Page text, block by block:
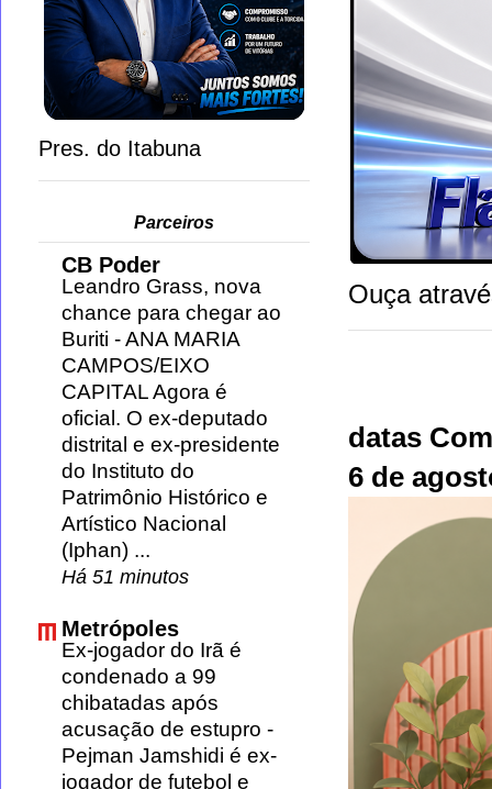
Ouça
datas
6 de
Pres. do Itabuna
Parceiros
CB Poder
Leandro Grass, nova
chance para chegar ao
Buriti -ANA MARIA
CAMPOS/EIXO
CAPITAL Agora é
oficial. O ex-deputado
distrital e ex-presidente
do Instituto do
Patrimônio Histórico e
Artístico Nacional
(Iphan) ...
Há 51 minutos
Metrópoles
Ex-jogador do Irã é
condenado a 99
chibatadas após
acusação de estupro -
Pejman Jamshidi é ex-
jogador de futebol e